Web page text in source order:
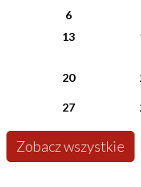
6
13
20
27
Zobacz wszystkie